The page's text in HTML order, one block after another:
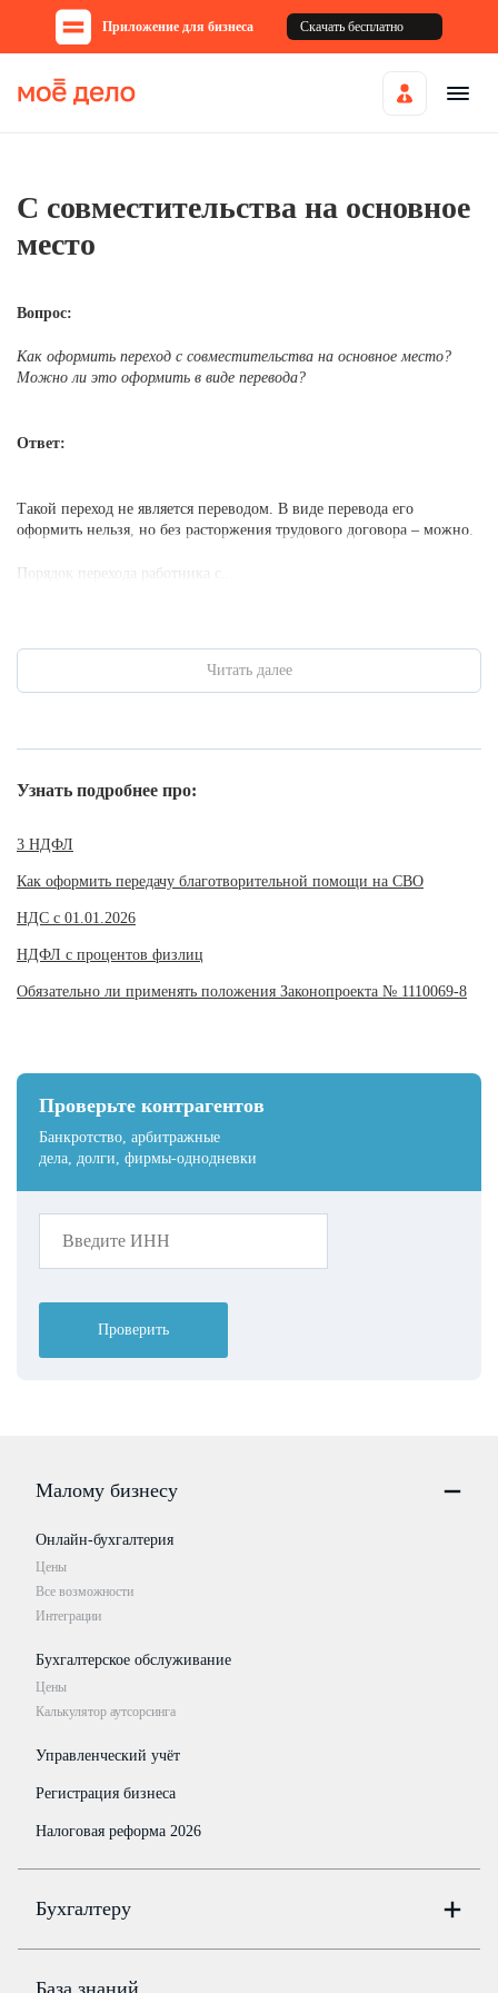
Приложение для бизнеса Скачать бесплатно
Проверьте контрагентов
Банкротство, арбитражные
дела, долги, фирмы-однодневки
Проверить
С совместительства на основное
место
Вопрос:
Как оформить переход с совместительства на основное место?
Можно ли это оформить в виде перевода?
Ответ:
Такой переход не является переводом. В виде перевода его
оформить нельзя, но без расторжения трудового договора – можно.
Порядок перехода работника с...
Читать далее
Узнать подробнее про:
3 НДФЛ
Как оформить передачу благотворительной помощи на СВО
НДС с 01.01.2026
НДФЛ с процентов физлиц
Обязательно ли применять положения Законопроекта № 1110069-8
Малому бизнесу
Онлайн-бухгалтерия
Цены
Все возможности
Интеграции
Бухгалтерское обслуживание
Цены
Калькулятор аутсорсинга
Управленческий учёт
Регистрация бизнеса
Налоговая реформа 2026
Бухгалтеру
Цены
База знаний